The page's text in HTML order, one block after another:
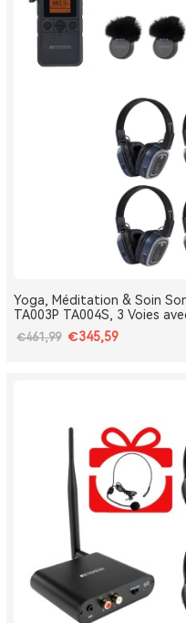
Yoga, Méditation & Soin
TA003P TA004S, 3 Voies
Amovible, Bluetooth, Bass
€461,99 €345,59